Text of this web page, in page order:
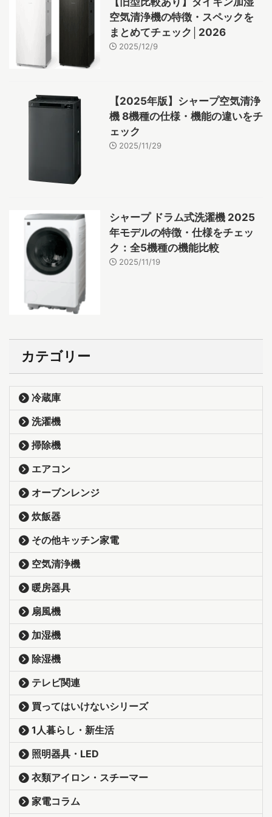
空気清浄機の特徴・スペックを
まとめてチェック│2026
2025/12/9
【2025年版】シャープ空気清浄
機 8機種の仕様・機能の違いをチ
ェック
2025/11/29
シャープ ドラム式洗濯機 2025
年モデルの特徴・仕様をチェッ
ク：全5機種の機能比較
2025/11/19
カテゴリー
冷蔵庫
洗濯機
掃除機
エアコン
オーブンレンジ
炊飯器
その他キッチン家電
空気清浄機
暖房器具
扇風機
加湿機
除湿機
テレビ関連
買ってはいけないシリーズ
1人暮らし・新生活
照明器具・LED
衣類アイロン・スチーマー
家電コラム